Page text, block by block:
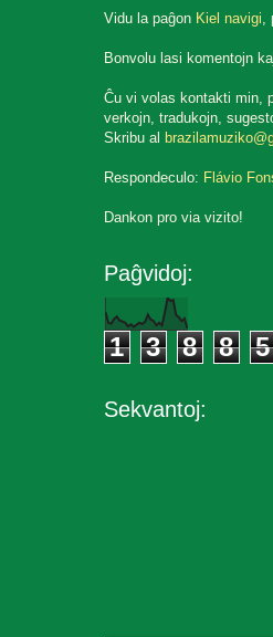
Vidu la paĝon Kiel navigi,
Bonvolu lasi komentojn
Ĉu vi volas kontakti min,
verkojn, tradukojn,
Skribu al
Respondeculo: Flávio
Dankon pro via vizito!
Paĝvidoj:
1 3 8 8 5
Sekvantoj: